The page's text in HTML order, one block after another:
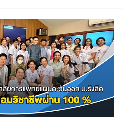
มายปลายทางคุณภาพ